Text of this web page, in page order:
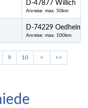
D-47877 Willich
Anreise: max. 50km
D-74229 Oedheim
Anreise: max. 100km
9 10 > >>